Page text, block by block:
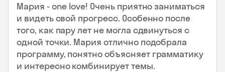
Мария - one love! Очень приятно заниматься
и видеть свой прогресс. Особенно после
того, как пару лет не могла сдвинуться с
одной точки. Мария отлично подобрала
программу, понятно объясняет грамматику
и интересно комбинирует темы.